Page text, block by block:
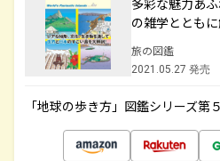
多彩な魅力あ
の雑学ととも
旅の図鑑
2021.05.27 発売
「地球の歩き方」図鑑シリーズ第